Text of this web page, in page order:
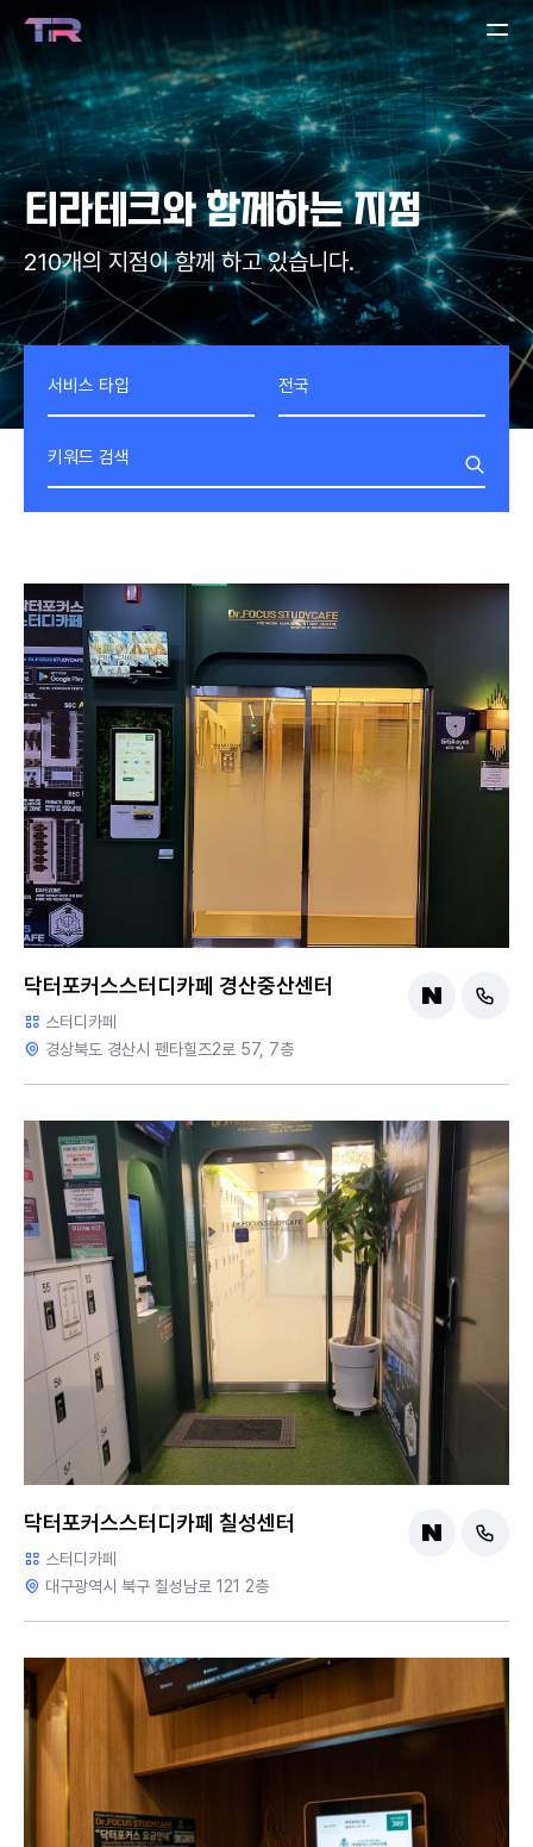
티라테크와 함께하는 지점
210개의 지점이 함께 하고 있습니다.
닥터포커스스터디카페 경산중산센터
스터디카페
경상북도 경산시 펜타힐즈2로 57, 7층
닥터포커스스터디카페 칠성센터
스터디카페
대구광역시 북구 칠성남로 121 2층